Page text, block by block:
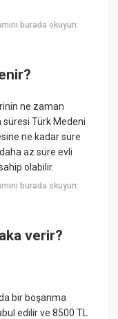
burada okuyun:
ne zaman
Türk Medeni
ne kadar süre
daha az süre evli
olabilir.
burada okuyun:
verir?
bir boşanma
edilir ve 8500 TL